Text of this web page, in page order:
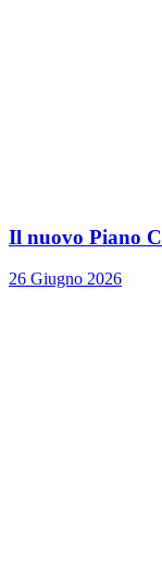
Il nuovo Piano
26 Giugno 2026